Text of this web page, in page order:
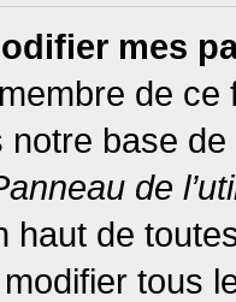
mes
de
base
de
haut de
tous